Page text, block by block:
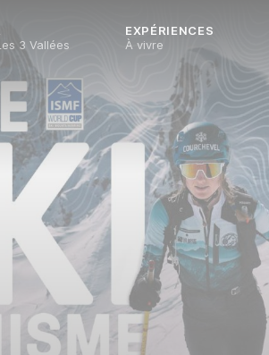
3 Vallées
EXPÉRIENCES
À vivre